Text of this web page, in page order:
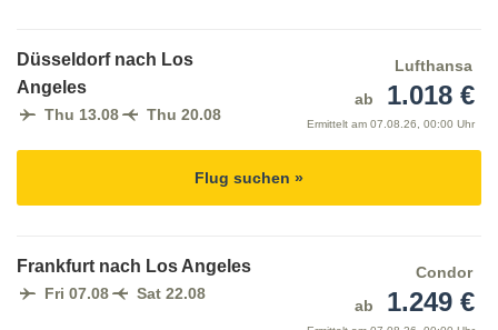
Düsseldorf nach Los
Angeles
Thu 13.08 Thu 20.08
Lufthansa
ab
1.018 €
Ermittelt am 07.08.26, 00:00 Uhr
Flug suchen »
Frankfurt nach Los Angeles
Fri 07.08 Sat 22.08
Condor
ab
1.249 €